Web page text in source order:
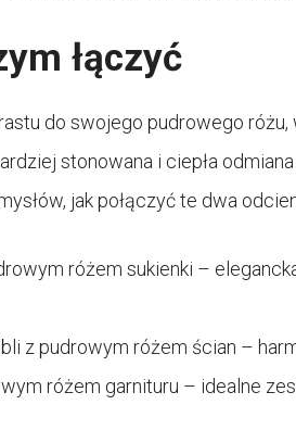
łączyć
do swojego pudrowego
stonowana i ciepła
jak połączyć te dwa
różem sukienki –
z pudrowym różem ścian –
różem garnituru – idealne